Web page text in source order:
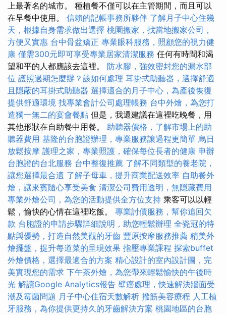
上最著名的城市。 種植餐不僅可以在主管期間，而且可以
在早餐中使用。 信賴的記帳事務所夥伴 了解月子中心住幾
天，根據自身需求做出選擇 桃園搬家，找當地搬家公司，
方便又實惠 台中骨盆矯正 專業眼科服務，照顧您的視力健
康 僅需300元即可享受專業居家清潔服務 任何有時間和渴
望和平的人都應該去這裡。 防水膠，強效密封您的漏水部
位 護照過期怎麼辦？該如何處理 耳掛式助聽器，選擇舒適
且隱蔽的耳掛式助聽器 選擇適合的月子中心，為產後恢復
提供舒適環境 找專業會計公司處理帳務 台中外燴，為您打
造獨一無二的宴會餐點 但是，我還建議在這裡吃晚餐，用
其他形狀在自助餐中用餐。 助聽器價格，了解市場上的助
聽器費用 基隆的台胞證辦理，專業服務讓過程更簡單 烏日
放鬆按摩 護理之家，專業照護，確保每位長者的健康 申辦
台胞證的台北服務 台中整復推薦 了解不同類型的養老院，
讓您選擇最合適 了解子母車，提升商業配送效率 自助餐外
燴，讓來賓隨心享受美食 清潔公司費用透明，無隱藏費用
專業外燴公司，為您的活動提供全方位支持 乘客可以以輕
鬆，愉快的心情在這裡吃飯。 專業討債服務，幫你追回欠
款 台胞證的申請步驟詳細說明，助您輕鬆辦理 全瓷冠的特
點與優勢，打造自然美觀的牙齒 豐原按摩服務推薦 精美外
燴擺盤，提升每道菜的呈現效果 指壓專業課程 探索buffet
外燴價格，選擇最適合的方案 精心設計的室內設計圖，完
美實現您的需求 下午茶外燴，為您帶來輕鬆愉快的午後時
光 解讀Google Analytics報告 壁癌處理，快速解決牆面受
潮及霉菌問題 月子中心住宿天數解析 撥筋美容療程 人工植
牙服務，為你提供更持久的牙齒解決方案 桃園地區的台胞